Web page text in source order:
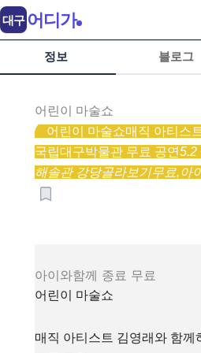
정보 블로그
어린이 마술쇼
어린이 마술쇼매직 아티스
국립대구박물관 무료 공연5.2
해솔관 강당골라보기무료,아
아이와함께 종료 무료
어린이 마술쇼
매직 아티스트 김영래와 함께
대구 어디가